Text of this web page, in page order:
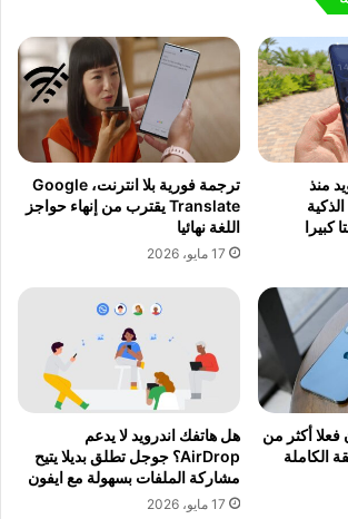
منذ
كبيرا
ترجمة فورية بلا انترنت، Google
Translate يقترب من إنهاء حواجز
اللغة نهائيا
17 مايو، 2026
أكثر من
الكاملة
هل هاتفك اندرويد لا يدعم
AirDrop؟ جوجل تطلق بديلا يتيح
مشاركة الملفات بسهولة مع ايفون
17 مايو، 2026